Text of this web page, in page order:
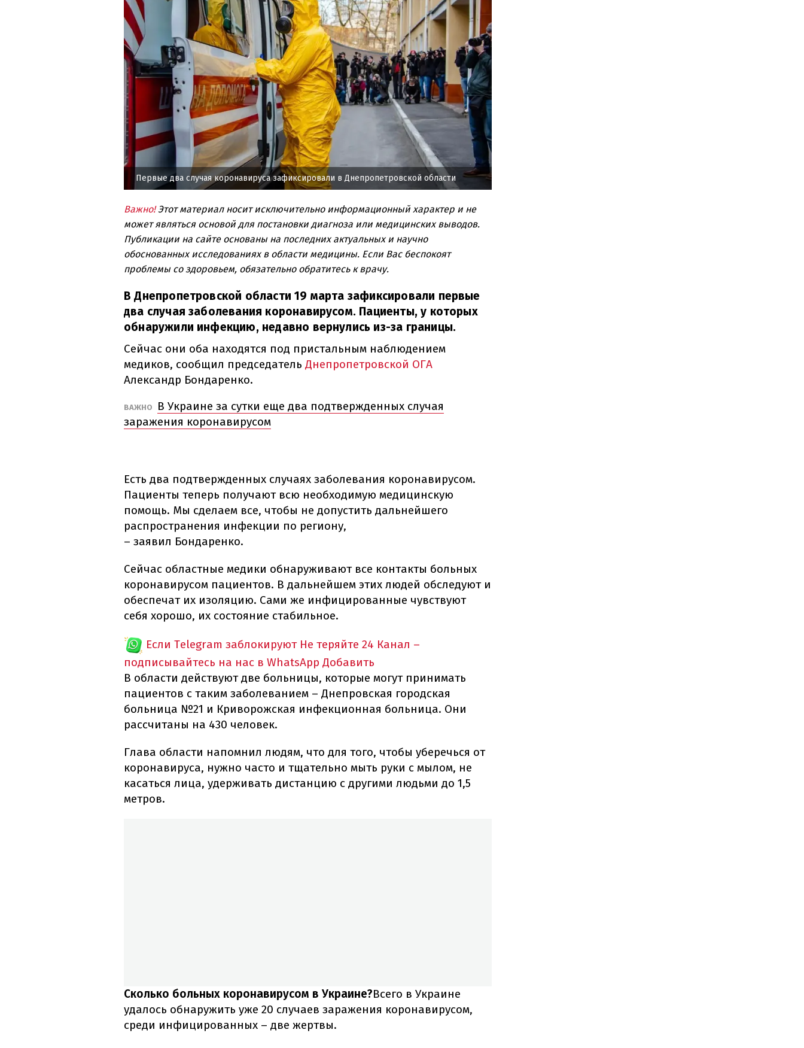
Первые два случая коронавируса зафиксировали в Днепропетровской области
Важно!Этот материал носит исключительно информационный характер и не
может являться основой для постановки диагноза или медицинских выводов.
Публикации на сайте основаны на последних актуальных и научно
обоснованных исследованиях в области медицины. Если Вас беспокоят
проблемы со здоровьем, обязательно обратитесь к врачу.
В Днепропетровской области 19 марта зафиксировали первые
два случая заболевания коронавирусом. Пациенты, у которых
обнаружили инфекцию, недавно вернулись из-за границы.
Сейчас они оба находятся под пристальным наблюдением
медиков, сообщил председатель Днепропетровской ОГА
Александр Бондаренко.
ВАЖНО
В Украине за сутки еще два подтвержденных случая
заражения коронавирусом
Есть два подтвержденных случаях заболевания коронавирусом.
Пациенты теперь получают всю необходимую медицинскую
помощь. Мы сделаем все, чтобы не допустить дальнейшего
распространения инфекции по региону,
– заявил Бондаренко.
Сейчас областные медики обнаруживают все контакты больных
коронавирусом пациентов. В дальнейшем этих людей обследуют и
обеспечат их изоляцию. Сами же инфицированные чувствуют
себя хорошо, их состояние стабильное.
Если Telegram заблокируют Не теряйте 24 Канал –
подписывайтесь на нас в WhatsApp Добавить
В области действуют две больницы, которые могут принимать
пациентов с таким заболеванием – Днепровская городская
больница №21 и Криворожская инфекционная больница. Они
рассчитаны на 430 человек.
Глава области напомнил людям, что для того, чтобы уберечься от
коронавируса, нужно часто и тщательно мыть руки с мылом, не
касаться лица, удерживать дистанцию ​​с другими людьми до 1,5
метров.
Сколько больных коронавирусом в Украине?Всего в Украине
удалось обнаружить уже 20 случаев заражения коронавирусом,
среди инфицированных – две жертвы.